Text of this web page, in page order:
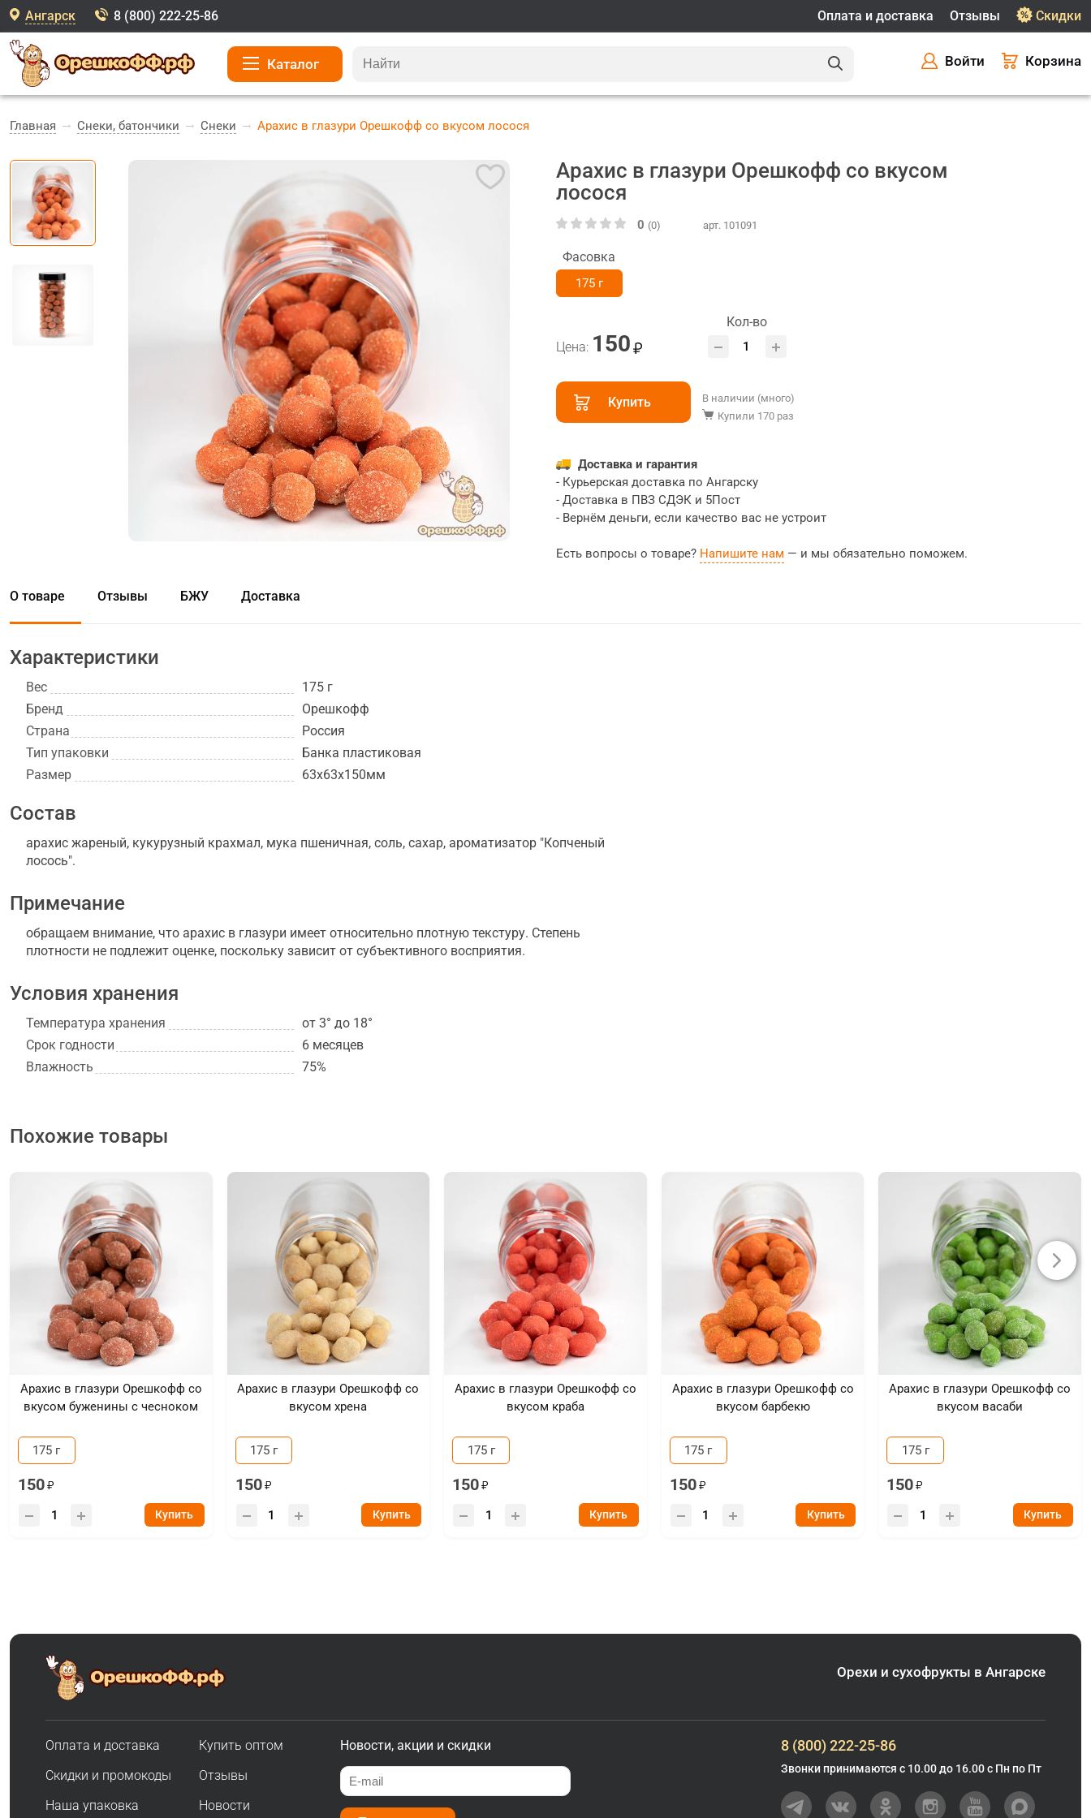
Ангарск 8 (800) 222-25-86 Скидки
Отзывы
Оплата и доставка
Каталог Войти Корзина
Главная Снеки, батончики Снеки Арахис в глазури Орешкофф со вкусом лосося
Арахис в глазури Орешкофф со вкусом
лосося
0 (0) арт. 101091
Фасовка
175 г
Цена: 150
Кол-во
Купить
В наличии (много)
Купили 170 раз
Доставка и гарантия
- Курьерская доставка по Ангарску
- Доставка в ПВЗ СДЭК и 5Пост
- Вернём деньги, если качество вас не устроит
Есть вопросы о товаре? Напишите нам — и мы обязательно поможем.
О товаре Отзывы БЖУ Доставка
Характеристики
Вес
175 г
Бренд
Орешкофф
Страна
Россия
Тип упаковки
Банка пластиковая
Размер
63х63х150мм
Состав
арахис жареный, кукурузный крахмал, мука пшеничная, соль, сахар, ароматизатор "Копченый
лосось".
Примечание
обращаем внимание, что арахис в глазури имеет относительно плотную текстуру. Степень
плотности не подлежит оценке, поскольку зависит от субъективного восприятия.
Условия хранения
Температура хранения
от 3° до 18°
Срок годности
6 месяцев
Влажность
75%
Похожие товары
Арахис в глазури Орешкофф со
вкусом буженины с чесноком
175 г
150
Купить
Арахис в глазури Орешкофф со
вкусом хрена
175 г
150
Купить
Арахис в глазури Орешкофф со
вкусом краба
175 г
150
Купить
Арахис в глазури Орешкофф со
вкусом барбекю
175 г
150
Купить
Арахис в глазури Орешкофф со
вкусом васаби
175 г
150
Купить
Орехи и сухофрукты в Ангарске
Оплата и доставка
Скидки и промокоды
Наша упаковка
Купить оптом
Отзывы
Новости
Новости, акции и скидки 8 (800) 222-25-86
Звонки принимаются с 10.00 до 16.00 с Пн по Пт